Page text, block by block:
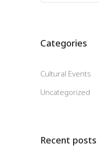
Categories
Cultural Events
Uncategorized
Recent posts